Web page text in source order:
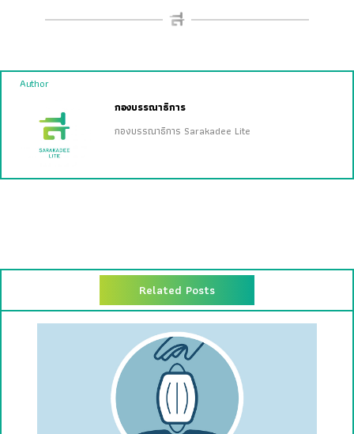
Author
กองบรรณาธิการ
กองบรรณาธิการ Sarakadee Lite
Related Posts